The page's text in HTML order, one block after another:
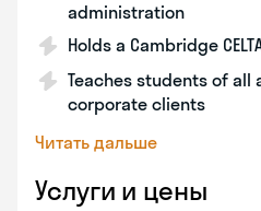
administration
Holds a Cambridge
Teaches students of all
corporate clients
Читать дальше
Услуги и цены